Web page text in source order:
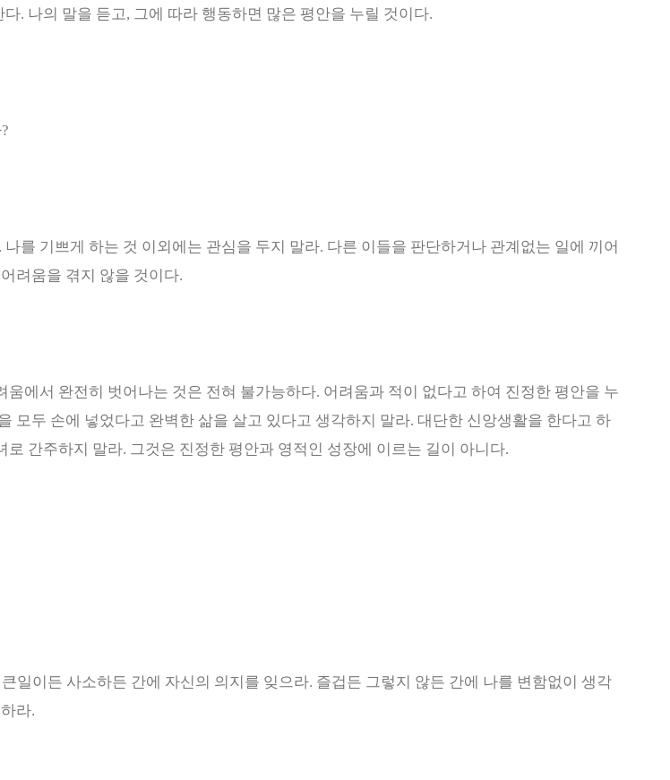
다. 나의 말을 듣고, 그에 따라 행동하면 많은 평안을 누릴 것이다.
?
. 나를 기쁘게 하는 것 이외에는 관심을 두지 말라. 다른 이들을 판단하거나 관계없는 일에 끼어
려움을 겪지 않을 것이다.
움에서 완전히 벗어나는 것은 전혀 불가능하다. 어려움과 적이 없다고 하여 진정한 평안을 누
모두 손에 넣었다고 완벽한 삶을 살고 있다고 생각하지 말라. 대단한 신앙생활을 한다고 하
로 간주하지 말라. 그것은 진정한 평안과 영적인 성장에 이르는 길이 아니다.
큰일이든 사소하든 간에 자신의 의지를 잊으라. 즐겁든 그렇지 않든 간에 나를 변함없이 생각
라.